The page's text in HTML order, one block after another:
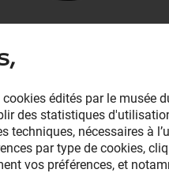
édités par le musée
des statistiques
techniques, nécessaires à
par type de cookies,
vos préférences, et